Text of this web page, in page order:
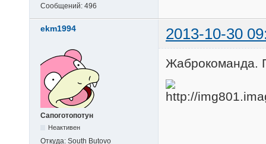
Сообщений: 496
ekm1994 2013-10-30
Сапоготопотун
Неактивен
Откуда: South Butovo
Жаброкоманда.